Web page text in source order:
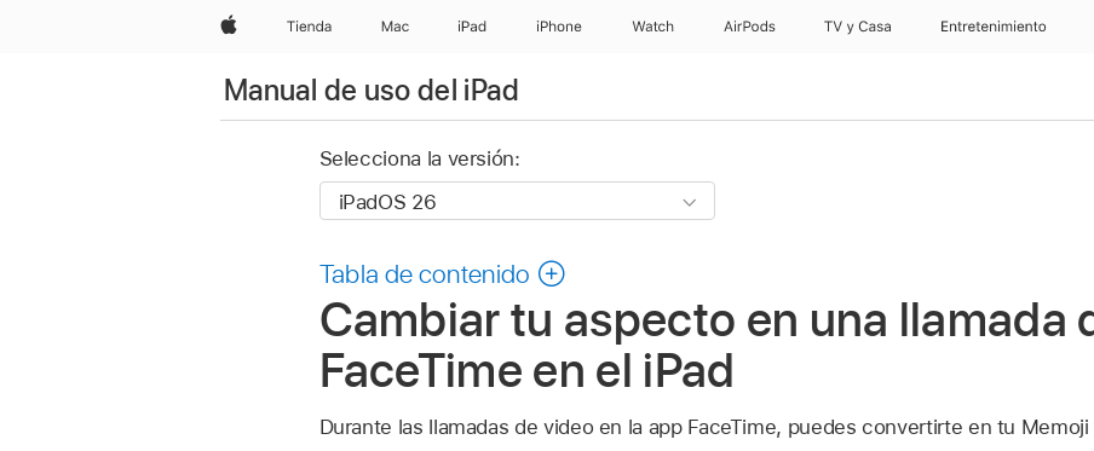
AppleTienda Mac iPad iPhone Watch AirPods TV & Casa Entretenimiento
Manual de uso del iPad
Selecciona la versión:
Tabla de contenido
Cambiar tu aspecto en una llamada
FaceTime en el iPad
Durante las llamadas de video en la app FaceTime, puedes convertirte en tu